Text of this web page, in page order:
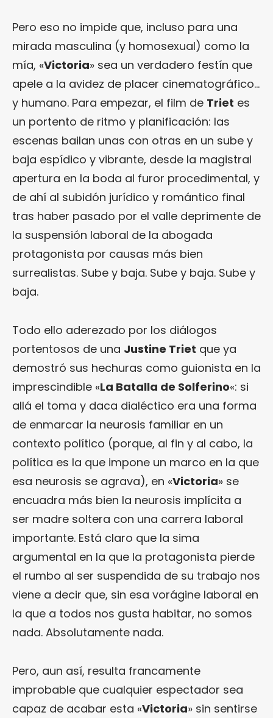
Pero eso no impide que, incluso para una
mirada masculina (y homosexual) como la
mía, «Victoria» sea un verdadero festín que
apele a la avidez de placer cinematográfico…
y humano. Para empezar, el film de Triet es
un portento de ritmo y planificación: las
escenas bailan unas con otras en un sube y
baja espídico y vibrante, desde la magistral
apertura en la boda al furor procedimental, y
de ahí al subidón jurídico y romántico final
tras haber pasado por el valle deprimente de
la suspensión laboral de la abogada
protagonista por causas más bien
surrealistas. Sube y baja. Sube y baja. Sube y
baja.
Todo ello aderezado por los diálogos
portentosos de una Justine Triet que ya
demostró sus hechuras como guionista en la
imprescindible «La Batalla de Solferino«: si
allá el toma y daca dialéctico era una forma
de enmarcar la neurosis familiar en un
contexto político (porque, al fin y al cabo, la
política es la que impone un marco en la que
esa neurosis se agrava), en «Victoria» se
encuadra más bien la neurosis implícita a
ser madre soltera con una carrera laboral
importante. Está claro que la sima
argumental en la que la protagonista pierde
el rumbo al ser suspendida de su trabajo nos
viene a decir que, sin esa vorágine laboral en
la que a todos nos gusta habitar, no somos
nada. Absolutamente nada.
Pero, aun así, resulta francamente
improbable que cualquier espectador sea
capaz de acabar esta «Victoria» sin sentirse